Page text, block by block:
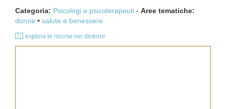
Categoria: Psicologi e psicoterapeuti - Aree tematiche:
donne
salute e benessere
esplora le risorse nei dintorni